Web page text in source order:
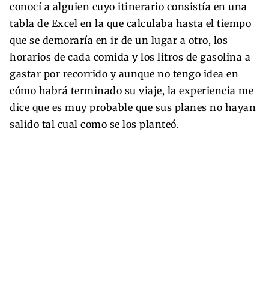
conocí a alguien cuyo itinerario consistía en una
tabla de Excel en la que calculaba hasta el tiempo
que se demoraría en ir de un lugar a otro, los
horarios de cada comida y los litros de gasolina a
gastar por recorrido y aunque no tengo idea en
cómo habrá terminado su viaje, la experiencia me
dice que es muy probable que sus planes no hayan
salido tal cual como se los planteó.